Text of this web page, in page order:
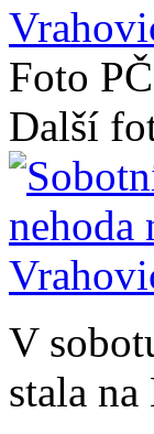
Foto
Další
V
stala